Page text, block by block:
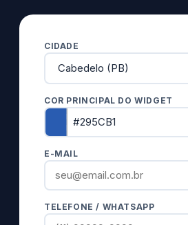
CIDADE
COR PRINCIPAL DO WIDGET
E-MAIL
TELEFONE / WHATSAPP